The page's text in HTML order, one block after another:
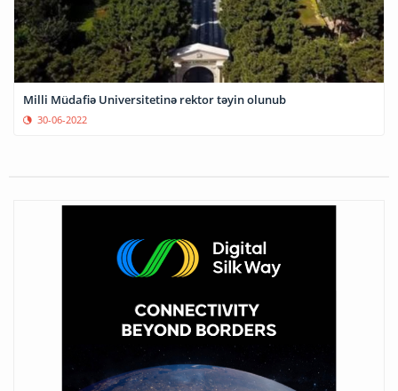
Milli Müdafiə Universitetinə rektor təyin olunub
30-06-2022